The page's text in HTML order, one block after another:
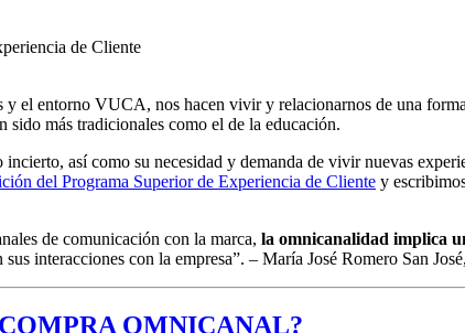
de Cliente
el entorno VUCA, nos hacen vivir y relacionarnos de una
más tradicionales como el de la educación.
así como su necesidad y demanda de vivir nuevas
del Programa Superior de Experiencia de Cliente y
de comunicación con la marca, la omnicanalidad implica
sus interacciones con la empresa”. – María José Romero San
OMNICANAL?